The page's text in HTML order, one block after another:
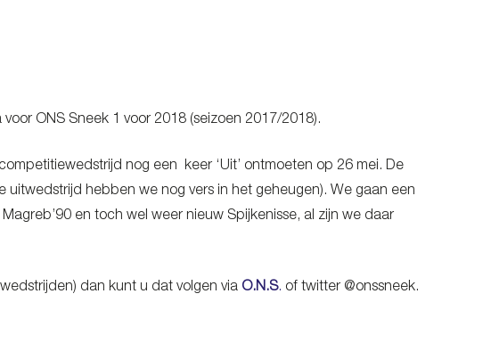
ONS Sneek 1 voor 2018 (seizoen 2017/2018).
nog een keer ‘Uit’ ontmoeten op 26 mei. De
uitwedstrijd hebben we nog vers in het geheugen). We gaan een
en toch wel weer nieuw Spijkenisse, al zijn we daar
dan kunt u dat volgen via O.N.S. of twitter @onssneek.